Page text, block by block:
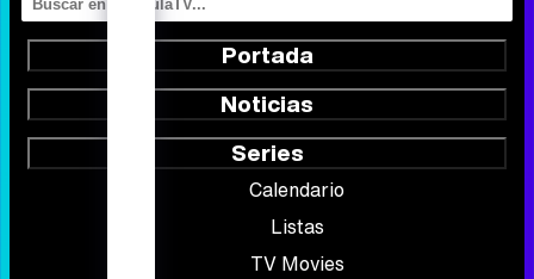
Portada
Noticias
Series
Calendario
Listas
TV Movies